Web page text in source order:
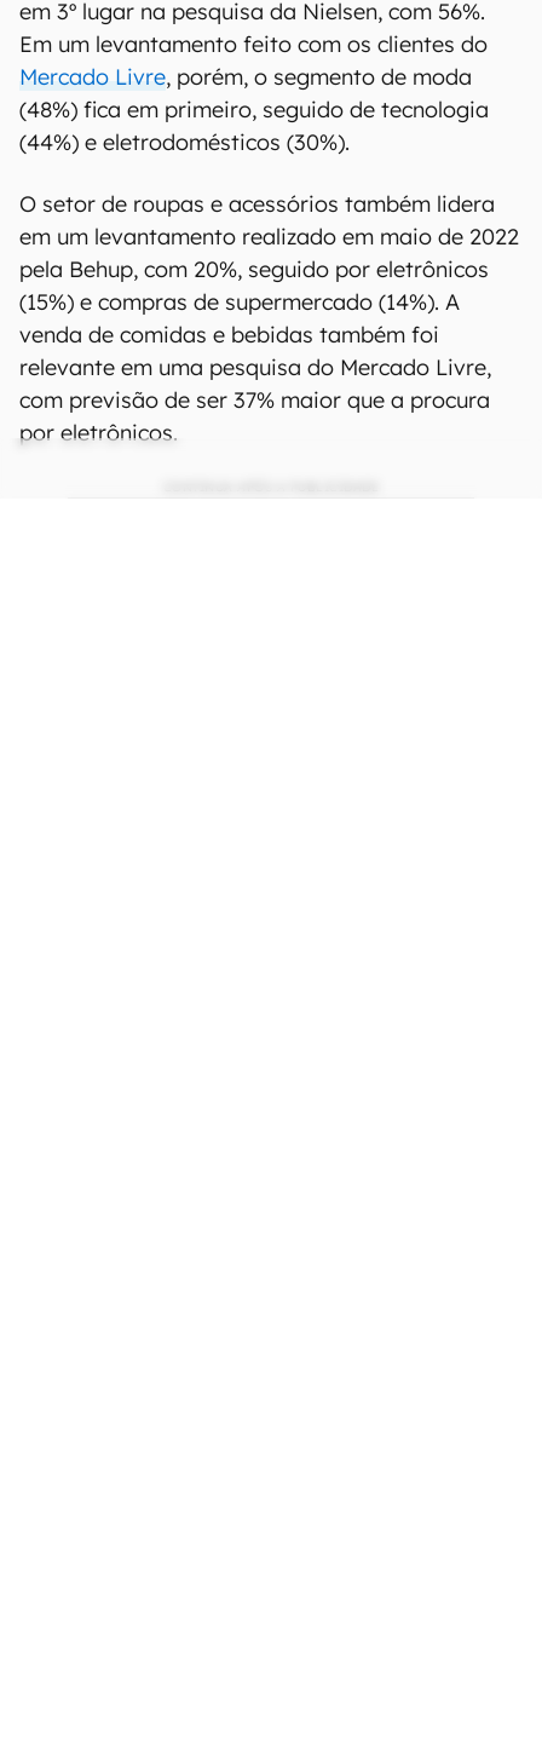
em 3º lugar na pesquisa da Nielsen, com 56%.
Em um levantamento feito com os clientes do
Mercado Livre, porém, o segmento de moda
(48%) fica em primeiro, seguido de tecnologia
(44%) e eletrodomésticos (30%).
O setor de roupas e acessórios também lidera
em um levantamento realizado em maio de 2022
pela Behup, com 20%, seguido por eletrônicos
(15%) e compras de supermercado (14%). A
venda de comidas e bebidas também foi
relevante em uma pesquisa do Mercado Livre,
com previsão de ser 37% maior que a procura
por eletrônicos.